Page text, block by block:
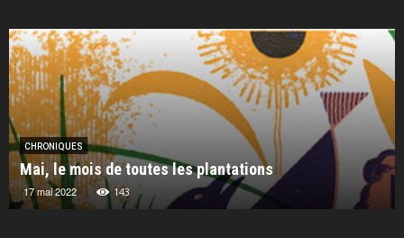
CHRONIQUES
Chronique : les livres photo
6 février 2019